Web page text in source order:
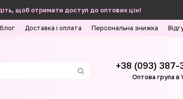
щоб отримати доступ до оптових цін!
Блог Доставка і оплата Персональна знижка
+38 (093) 387-
Оптова група в